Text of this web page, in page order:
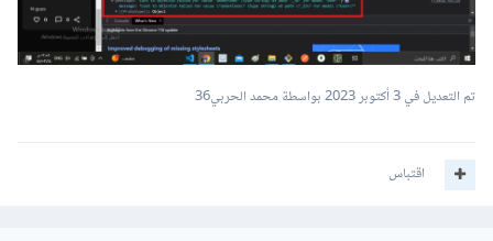
تم التعديل في3 أكتوبر 2023 بواسطة محمد الحربي36
اقتباس